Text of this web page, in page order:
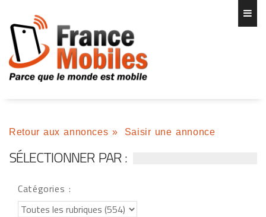
Retour aux annonces » Saisir une annonce
SÉLECTIONNER PAR :
Catégories :